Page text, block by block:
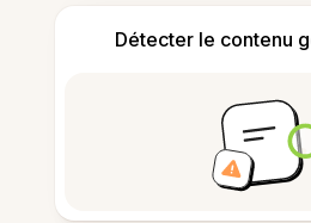
Détecter le contenu